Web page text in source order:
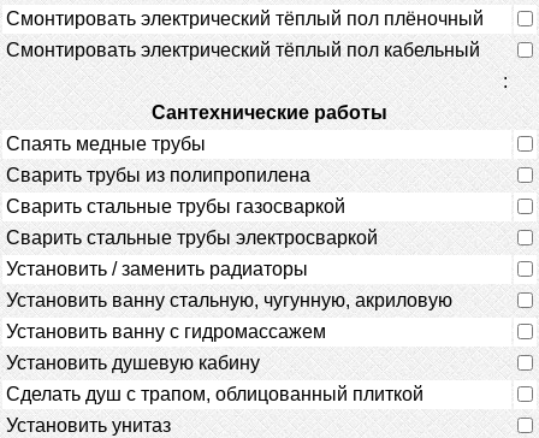
Смонтировать электрический тёплый пол плёночный
Смонтировать электрический тёплый пол кабельный
:
Сантехнические работы
Спаять медные трубы
Сварить трубы из полипропилена
Сварить стальные трубы газосваркой
Сварить стальные трубы электросваркой
Установить / заменить радиаторы
Установить ванну стальную, чугунную, акриловую
Установить ванну с гидромассажем
Установить душевую кабину
Сделать душ с трапом, облицованный плиткой
Установить унитаз